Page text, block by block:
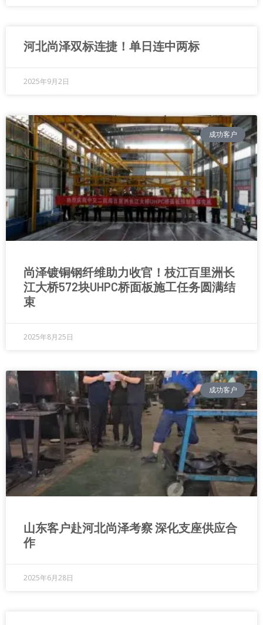
河北尚泽双标连捷！单日连中两标
2025年9月2日
成功客户
尚泽镀铜钢纤维助力收官！枝江百里洲长
江大桥572块UHPC桥面板施工任务圆满结
束
2025年8月25日
成功客户
山东客户赴河北尚泽考察 深化支座供应合
作
2025年6月28日